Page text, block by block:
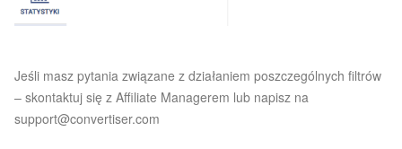
Jeśli masz pytania związane z działaniem poszczególnych filtrów
– skontaktuj się z Affiliate Managerem lub napisz na
support@convertiser.com